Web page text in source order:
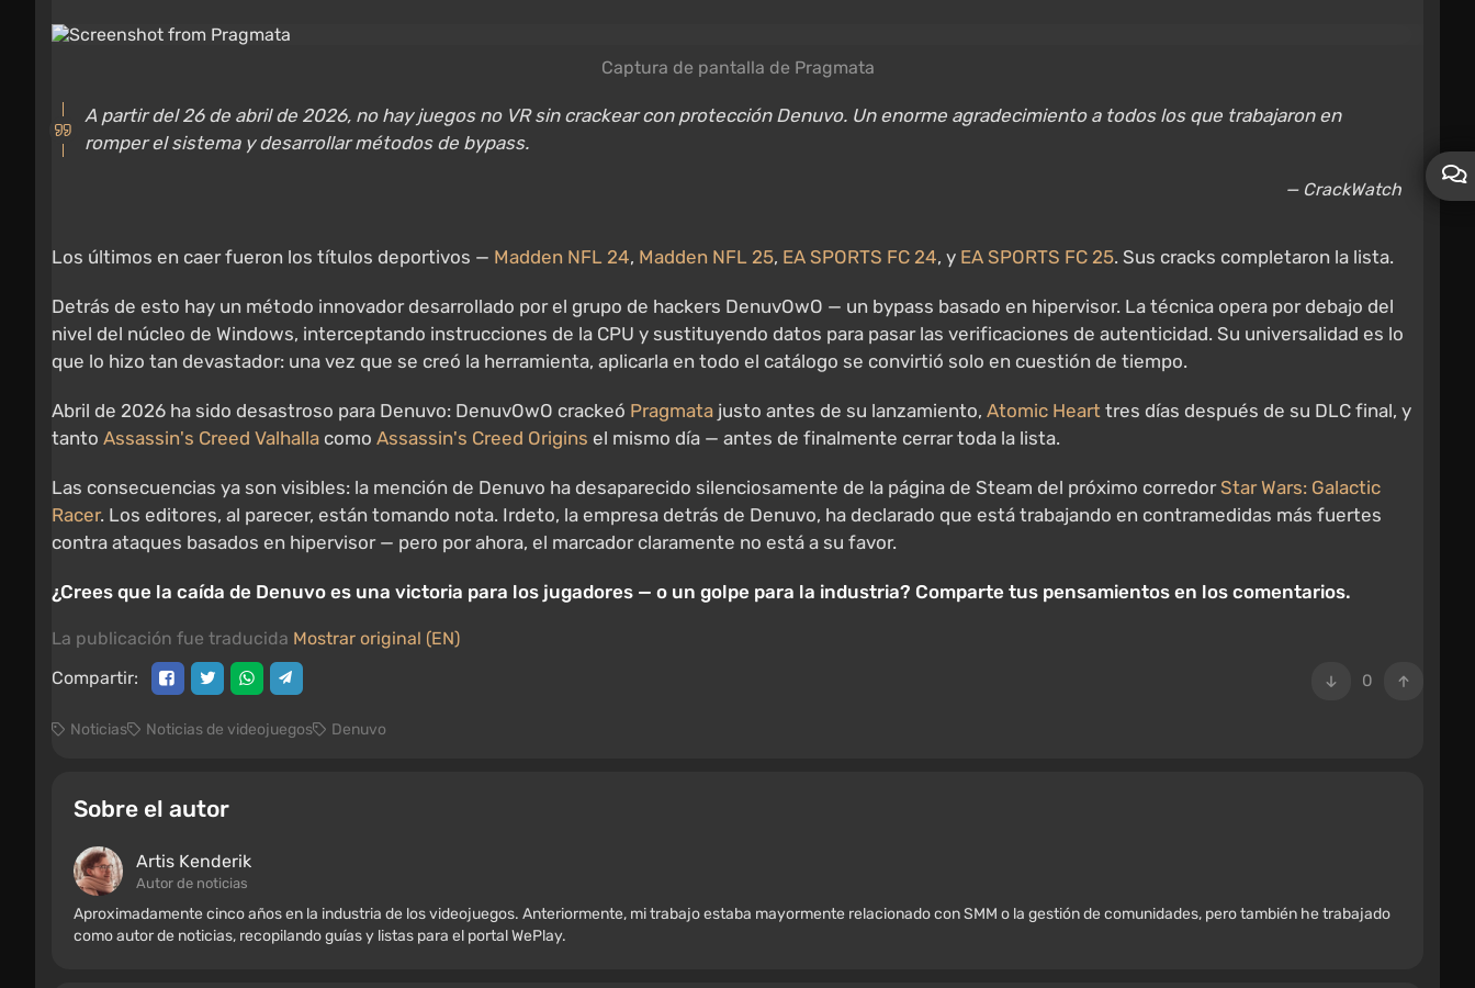
Captura de pantalla de Pragmata
A partir del 26 de abril de 2026, no hay juegos no VR sin crackear con protección Denuvo. Un enorme agradecimiento a todos los que trabajaron en
romper el sistema y desarrollar métodos de bypass.
— CrackWatch
Los últimos en caer fueron los títulos deportivos — Madden NFL 24, Madden NFL 25, EA SPORTS FC 24, y EA SPORTS FC 25. Sus cracks completaron la lista.
Detrás de esto hay un método innovador desarrollado por el grupo de hackers DenuvOwO — un bypass basado en hipervisor. La técnica opera por debajo del
nivel del núcleo de Windows, interceptando instrucciones de la CPU y sustituyendo datos para pasar las verificaciones de autenticidad. Su universalidad es lo
que lo hizo tan devastador: una vez que se creó la herramienta, aplicarla en todo el catálogo se convirtió solo en cuestión de tiempo.
Abril de 2026 ha sido desastroso para Denuvo: DenuvOwO crackeó Pragmata justo antes de su lanzamiento, Atomic Heart tres días después de su DLC final, y
tanto Assassin's Creed Valhalla como Assassin's Creed Origins el mismo día — antes de finalmente cerrar toda la lista.
Las consecuencias ya son visibles: la mención de Denuvo ha desaparecido silenciosamente de la página de Steam del próximo corredorStar Wars: Galactic
Racer. Los editores, al parecer, están tomando nota. Irdeto, la empresa detrás de Denuvo, ha declarado que está trabajando en contramedidas más fuertes
contra ataques basados en hipervisor — pero por ahora, el marcador claramente no está a su favor.
¿Crees que la caída de Denuvo es una victoria para los jugadores — o un golpe para la industria? Comparte tus pensamientos en los comentarios.
La publicación fue traducida Mostrar original (EN)
0
Compartir:
Noticias Noticias de videojuegos Denuvo
Sobre el autor
Artis Kenderik
Autor de noticias
Aproximadamente cinco años en la industria de los videojuegos. Anteriormente, mi trabajo estaba mayormente relacionado con SMM o la gestión de comunidades, pero también he trabajado
como autor de noticias, recopilando guías y listas para el portal WePlay.